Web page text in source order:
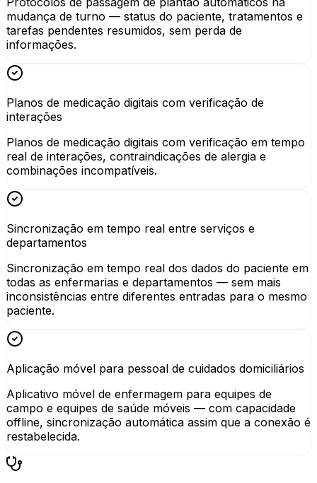
mudança de turno — status do paciente, tratamentos e
tarefas pendentes resumidos, sem perda de
informações.
Planos de medicação digitais com verificação de
interações
Planos de medicação digitais com verificação em tempo
real de interações, contraindicações de alergia e
combinações incompatíveis.
Sincronização em tempo real entre serviços e
departamentos
Sincronização em tempo real dos dados do paciente em
todas as enfermarias e departamentos — sem mais
inconsistências entre diferentes entradas para o mesmo
paciente.
Aplicação móvel para pessoal de cuidados domiciliários
Aplicativo móvel de enfermagem para equipes de
campo e equipes de saúde móveis — com capacidade
offline, sincronização automática assim que a conexão é
restabelecida.